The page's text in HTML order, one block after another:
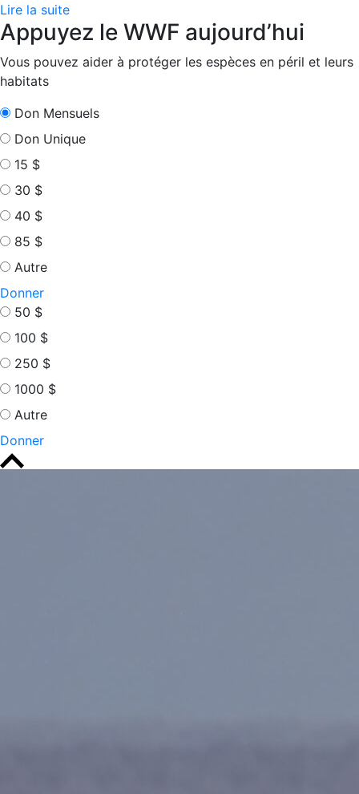
Lire la suite
Appuyez le WWF aujourd’hui
Vous pouvez aider à protéger les espèces en péril et leurs
habitats
Don Mensuels
Don Unique
15 $
30 $
40 $
85 $
Autre
Donner
50 $
100 $
250 $
1000 $
Autre
Donner